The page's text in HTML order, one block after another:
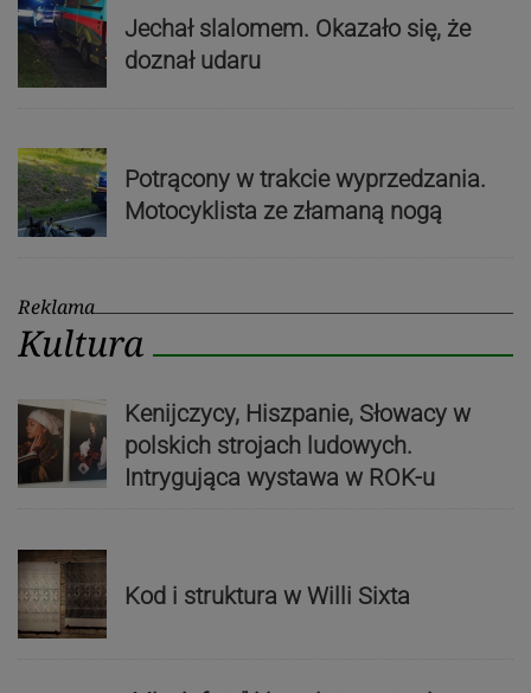
Jechał slalomem. Okazało się, że
doznał udaru
Potrącony w trakcie wyprzedzania.
Motocyklista ze złamaną nogą
Reklama
Kultura
Kenijczycy, Hiszpanie, Słowacy w
polskich strojach ludowych.
Intrygująca wystawa w ROK-u
Kod i struktura w Willi Sixta